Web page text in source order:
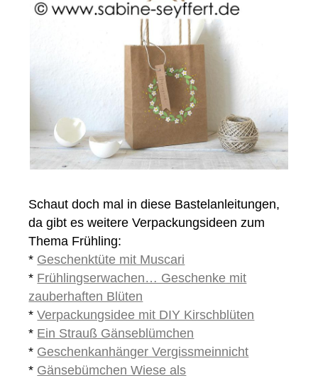
Schaut doch mal in diese Bastelanleitungen,
da gibt es weitere Verpackungsideen zum
Thema Frühling:
* Geschenktüte mit Muscari
* Frühlingserwachen… Geschenke mit
zauberhaften Blüten
*Verpackungsidee mit DIY Kirschblüten
* Ein Strauß Gänseblümchen
* Geschenkanhänger Vergissmeinnicht
* Gänsebümchen Wiese als